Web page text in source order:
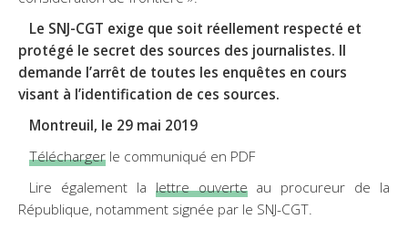
Le SNJ-CGT exige que soit réellement respecté et
protégé le secret des sources des journalistes. Il
demande l’arrêt de toutes les enquêtes en cours
visant à l’identification de ces sources.
Montreuil, le 29 mai 2019
Télécharger le communiqué en PDF
Lire également la lettre ouverteau procureur de la
République, notamment signée par le SNJ-CGT.